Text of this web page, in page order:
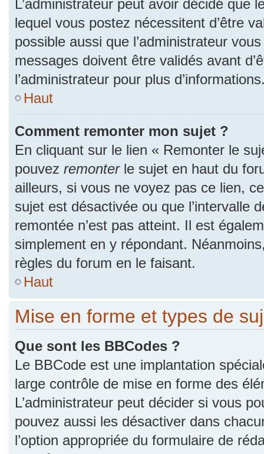
L’administrateur peut avoir décidé que
lequel vous postez nécessitent d’être
possible aussi que l’administrateur
messages doivent être validés avant
l’administrateur pour plus
Haut
Comment remonter mon sujet ?
En cliquant sur le lien « Remonter le
pouvez remonterle sujet en haut du
ailleurs, si vous ne voyez pas ce lien,
sujet est désactivée ou que l’intervalle
remontée n’est pas atteint. Il est
simplement en y répondant.
règles du forum en le faisant.
Haut
Mise en forme et types de
Que sont les BBCodes ?
Le BBCode est une implantation
large contrôle de mise en forme des
L’administrateur peut décider si vous
pouvez aussi les désactiver dans
l’option appropriée du formulaire de